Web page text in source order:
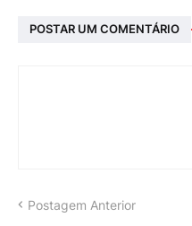
POSTAR UM COMENTÁRIO
Postagem Anterior